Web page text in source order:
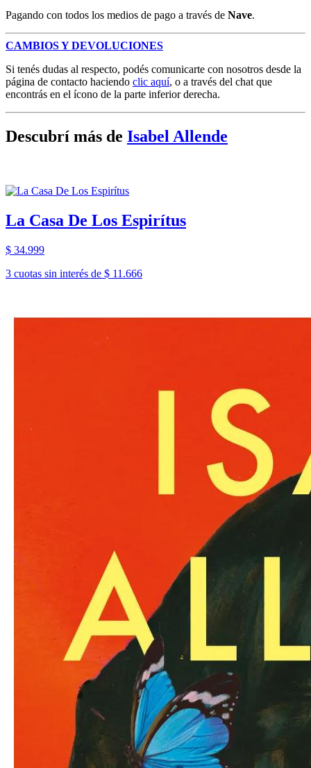
Pagando con todos los medios de pago a través de Nave.
CAMBIOS Y DEVOLUCIONES
Si tenés dudas al respecto, podés comunicarte con nosotros desde la
página de contacto haciendo clic aquí, o a través del chat que
encontrás en el ícono de la parte inferior derecha.
Descubrí más de Isabel Allende
La Casa De Los Espirítus
$ 34.999
3 cuotas sin interés de $ 11.666